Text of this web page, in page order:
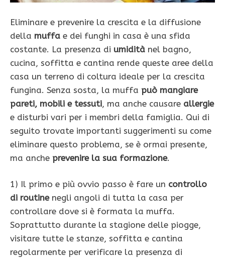
Eliminare e prevenire la crescita e la diffusione
della muffa e dei funghi in casa è una sfida
costante. La presenza di umidità nel bagno,
cucina, soffitta e cantina rende queste aree della
casa un terreno di coltura ideale per la crescita
fungina. Senza sosta, la muffa può mangiare
pareti, mobili e tessuti, ma anche causare allergie
e disturbi vari per i membri della famiglia. Qui di
seguito trovate importanti suggerimenti su come
eliminare questo problema, se è ormai presente,
ma anche prevenire la sua formazione.
1) Il primo e più ovvio passo è fare un controllo
di routine negli angoli di tutta la casa per
controllare dove si è formata la muffa.
Soprattutto durante la stagione delle piogge,
visitare tutte le stanze, soffitta e cantina
regolarmente per verificare la presenza di